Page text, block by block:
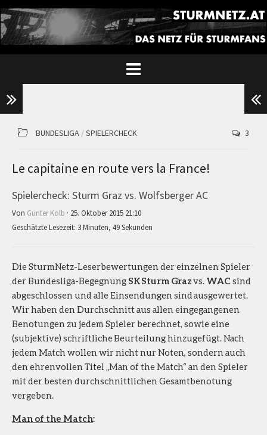
BUNDESLIGA /SPIELERCHECK 3
Le capitaine en route vers la France!
Spielercheck: Sturm Graz vs. Wolfsberger AC
Von Günter Kolb · 25. Oktober 2015 21:10
Geschätzte Lesezeit: 3 Minuten, 49 Sekunden
Die SturmNetz-Leserbewertungen der einzelnen Spieler
der Bundesliga-Begegnung SK Sturm Grazvs. WAC sind
abgeschlossen und alle Einsendungen sind ausgewertet.
Wir haben den Durchschnitt aus allen eingegangenen
Benotungen zu jedem Spieler berechnet, sowie eine
(subjektive) schriftliche Beurteilung hinzugefügt. Nach
jedem Match wollen wir nicht nur Noten, sondern auch
den ehrenvollen Titel „Man of the Match“ an den Spieler
mit der besten durchschnittlichen Gesamtbenotung
vergeben.
Man of the Match: